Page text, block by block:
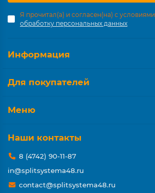
Я прочитал(а) и согласен(на) с условиями
обработку персональных данных
Информация
Для покупателей
Меню
Наши контакты
8 (4742) 90-11-87
in@splitsystema48.ru
contact@splitsystema48.ru